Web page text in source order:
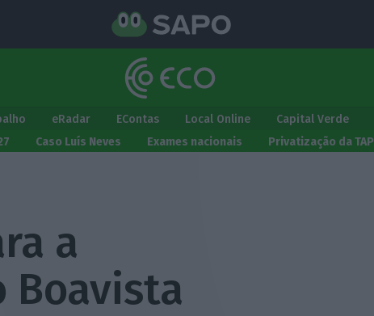
eRadar EContas Local Online Capital Verde
Caso Luís Neves Exames nacionais Privatização da TAP
a
Boavista